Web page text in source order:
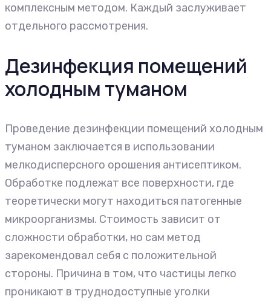
комплексным методом. Каждый заслуживает
отдельного рассмотрения.
Дезинфекция помещений
холодным туманом
Проведение дезинфекции помещений холодным
туманом заключается в использовании
мелкодисперсного орошения антисептиком.
Обработке подлежат все поверхности, где
теоретически могут находиться патогенные
микроорганизмы. Стоимость зависит от
сложности обработки, но сам метод
зарекомендовал себя с положительной
стороны. Причина в том, что частицы легко
проникают в труднодоступные уголки